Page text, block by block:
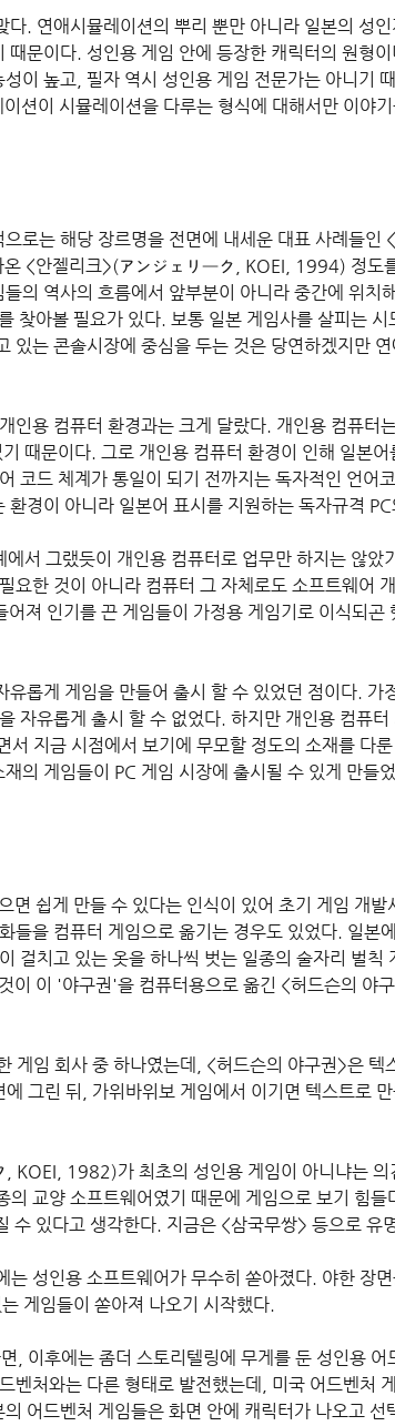
. 연애시뮬레이션의 뿌리 뿐만 아니라 일본의 성
문이다. 성인용 게임 안에 등장한 캐릭터의 원형이
이 높고, 필자 역시 성인용 게임 전문가는 아니기
션이 시뮬레이션을 다루는 형식에 대해서만 이야
로는 해당 장르명을 전면에 내세운 대표 사례들인
<안젤리크>(アンジェリーク, KOEI, 1994) 정도
의 역사의 흐름에서 앞부분이 아니라 중간에 위치
찾아볼 필요가 있다. 보통 일본 게임사를 살피는
있는 콘솔시장에 중심을 두는 것은 당연하겠지만
용 컴퓨터 환경과는 크게 달랐다. 개인용 컴퓨터
때문이다. 그로 개인용 컴퓨터 환경이 인해 일본
코드 체계가 통일이 되기 전까지는 독자적인 언어
경이 아니라 일본어 표시를 지원하는 독자규격
서 그랬듯이 개인용 컴퓨터로 업무만 하지는 않았
요한 것이 아니라 컴퓨터 그 자체로도 소프트웨어
져 인기를 끈 게임들이 가정용 게임기로 이식되곤
롭게 게임을 만들어 출시 할 수 있었던 점이다. 가
자유롭게 출시 할 수 없었다. 하지만 개인용 컴퓨터
서 지금 시점에서 보기에 무모할 정도의 소재를 다
의 게임들이 PC 게임 시장에 출시될 수 있게 만들
쉽게 만들 수 있다는 인식이 있어 초기 게임 개발
들을 컴퓨터 게임으로 옮기는 경우도 있었다. 일본
걸치고 있는 옷을 하나씩 벗는 일종의 술자리 벌칙
이 이 '야구권'을 컴퓨터용으로 옮긴 <허드슨의
게임 회사 중 하나였는데, <허드슨의 야구권>은 텍
그린 뒤, 가위바위보 게임에서 이기면 텍스트로
KOEI, 1982)가 최초의 성인용 게임이 아니냐는 의
교양 소프트웨어였기 때문에 게임으로 보기 힘
수 있다고 생각한다. 지금은 <삼국무쌍> 등으로 유
는 성인용 소프트웨어가 무수히 쏟아졌다. 야한 장
게임들이 쏟아져 나오기 시작했다.
, 이후에는 좀더 스토리텔링에 무게를 둔 성인용 어
벤처와는 다른 형태로 발전했는데, 미국 어드벤처
어드벤처 게임들은 화면 안에 캐릭터가 나오고 선